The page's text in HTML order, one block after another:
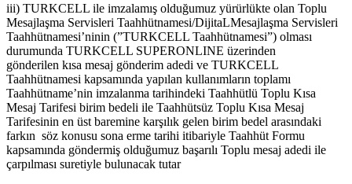
iii) TURKCELL ile imzalamış olduğumuz yürürlükte olan Toplu
Mesajlaşma Servisleri Taahhütnamesi/DijitaLMesajlaşma Servisleri
Taahhütnamesi’ninin (”TURKCELL Taahhütnamesi”) olması
durumunda TURKCELL SUPERONLINE üzerinden
gönderilen kısa mesaj gönderim adedi ve TURKCELL
Taahhütnamesi kapsamında yapılan kullanımların toplamı
Taahhütname’nin imzalanma tarihindeki Taahhütlü Toplu Kısa
Mesaj Tarifesi birim bedeli ile Taahhütsüz Toplu Kısa Mesaj
Tarifesinin en üst baremine karşılık gelen birim bedel arasındaki
farkın söz konusu sona erme tarihi itibariyle Taahhüt Formu
kapsamında göndermiş olduğumuz başarılı Toplu mesaj adedi ile
çarpılması suretiyle bulunacak tutar